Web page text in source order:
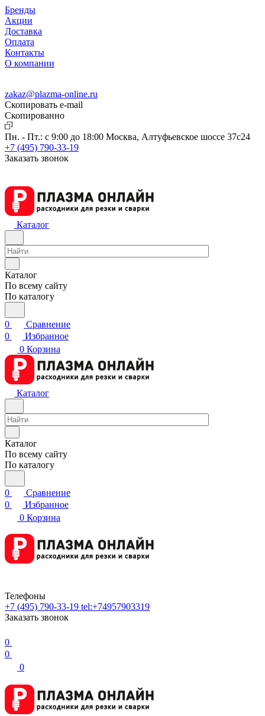
Бренды
Акции
Доставка
Оплата
Контакты
О компании
zakaz@plazma-online.ru
Скопировать e-mail
Cкопированно
Пн. - Пт.: с 9:00 до 18:00 Москва, Алтуфьевское шоссе 37с24
+7 (495) 790-33-19
Заказать звонок
Каталог
Каталог
По всему сайту
По каталогу
0
Сравнение
0
Избранное
0 Корзина
Каталог
Каталог
По всему сайту
По каталогу
0
Сравнение
0
Избранное
0 Корзина
Телефоны
+7 (495) 790-33-19 tel:+74957903319
Заказать звонок
0
0
0